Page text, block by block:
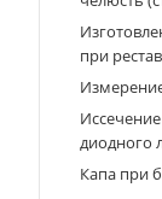
при
диодного
Капа при